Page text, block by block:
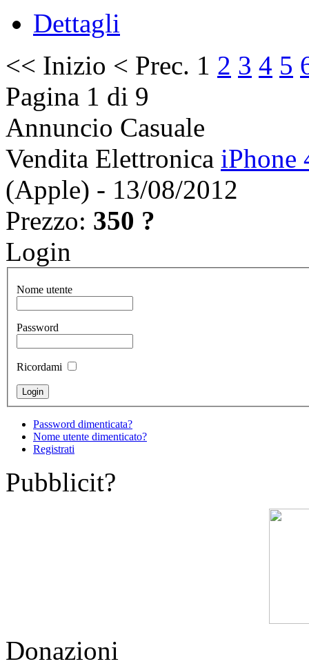
Dettagli
<< Inizio < Prec. 1 2 3 4 5
Pagina 1 di 9
Annuncio Casuale
Vendita Elettronica iPhone
(Apple) - 13/08/2012
Prezzo: 350 ?
Login
Nome utente
Password
Ricordami
Password dimenticata?
Nome utente dimenticato?
Registrati
Pubblicit?
Donazioni